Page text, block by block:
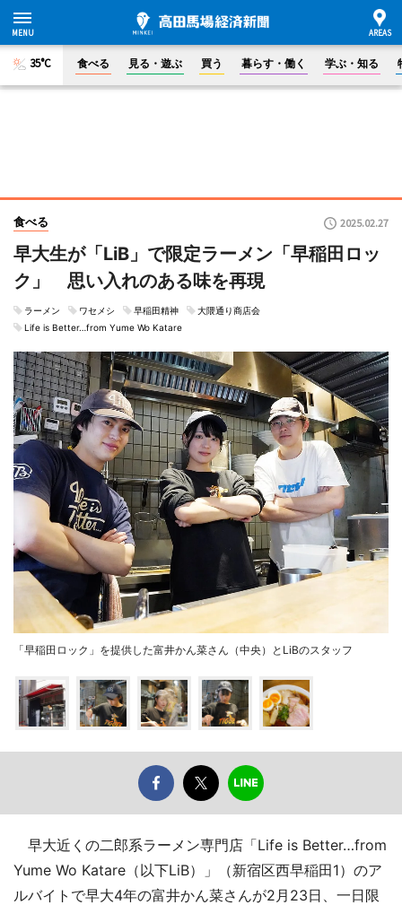
35°C 食べる 見る・遊ぶ 買う 暮らす・働く 学ぶ・知る
食べる 2025.02.27
早大生が「LiB」で限定ラーメン「早稲田ロッ
ク」 思い入れのある味を再現
ラーメン ワセメシ 早稲田精神
大隈通り商店会
Life is Better…from Yume Wo Katare
「早稲田ロック」を提供した富井かん菜さん（中央）とLiBのスタッフ
早大近くの二郎系ラーメン専門店「Life is Better…from
Yume Wo Katare（以下LiB）」（新宿区西早稲田1）のア
ルバイトで早大4年の富井かん菜さんが2月23日、一日限